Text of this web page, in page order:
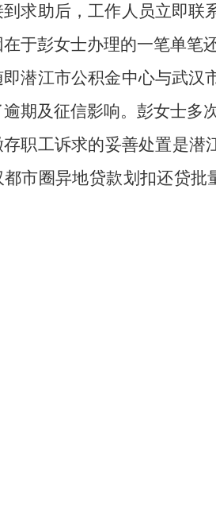
到求助后，工作人员立即联
于彭女士办理的一笔单笔
即潜江市公积金中心与武汉
期及征信影响。彭女士多
存职工诉求的妥善处置是潜
都市圈异地贷款划扣还贷批